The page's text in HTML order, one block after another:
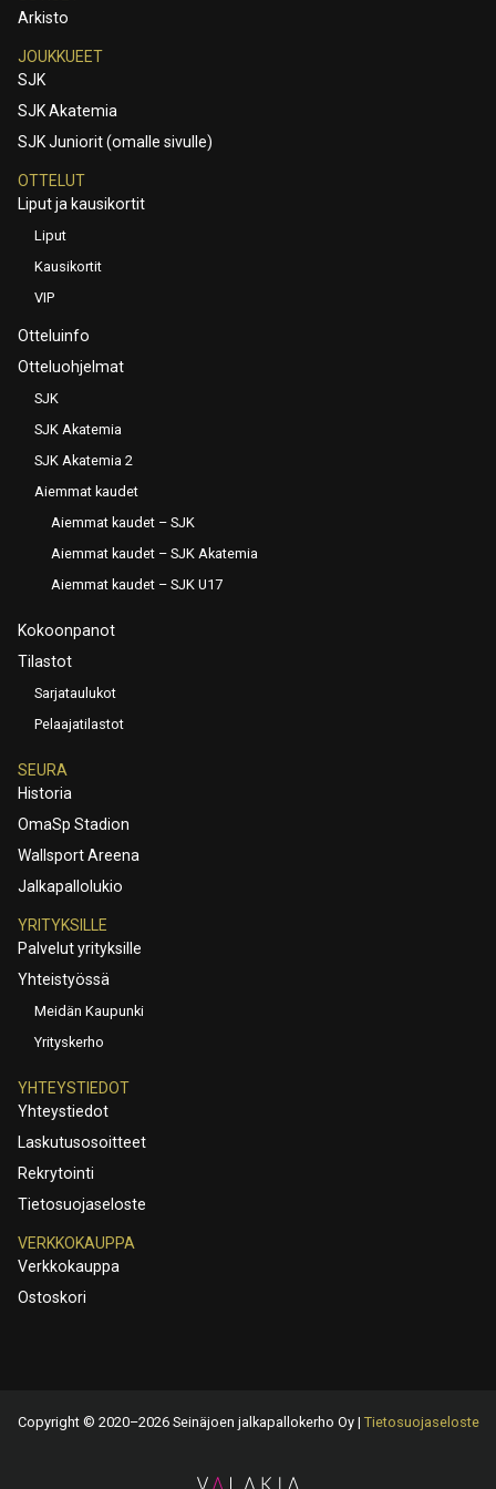
Arkisto
JOUKKUEET
SJK
SJK Akatemia
SJK Juniorit (omalle sivulle)
OTTELUT
Liput ja kausikortit
Liput
Kausikortit
VIP
Otteluinfo
Otteluohjelmat
SJK
SJK Akatemia
SJK Akatemia 2
Aiemmat kaudet
Aiemmat kaudet – SJK
Aiemmat kaudet – SJK Akatemia
Aiemmat kaudet – SJK U17
Kokoonpanot
Tilastot
Sarjataulukot
Pelaajatilastot
SEURA
Historia
OmaSp Stadion
Wallsport Areena
Jalkapallolukio
YRITYKSILLE
Palvelut yrityksille
Yhteistyössä
Meidän Kaupunki
Yrityskerho
YHTEYSTIEDOT
Yhteystiedot
Laskutusosoitteet
Rekrytointi
Tietosuojaseloste
VERKKOKAUPPA
Verkkokauppa
Ostoskori
Copyright © 2020–2026 Seinäjoen jalkapallokerho Oy | Tietosuojaseloste